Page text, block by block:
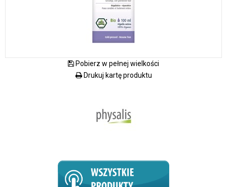
Pobierz w pełnej wielkości
Drukuj kartę produktu